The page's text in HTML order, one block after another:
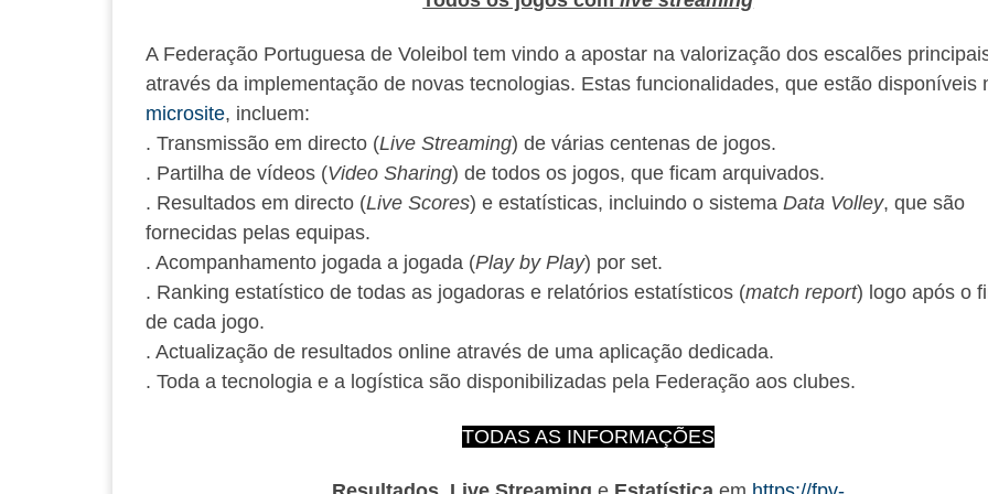
A Federação Portuguesa de Voleibol tem vindo a apostar na valorização dos escalões
através da implementação de novas tecnologias. Estas funcionalidades, que estão disponíveis
microsite, incluem:
. Transmissão em directo (Live Streaming) de várias centenas de jogos.
. Partilha de vídeos (Video Sharing) de todos os jogos, que ficam arquivados.
. Resultados em directo (Live Scores) e estatísticas, incluindo o sistema Data Volley, que são
fornecidas pelas equipas.
. Acompanhamento jogada a jogada (Play by Play) por set.
. Ranking estatístico de todas as jogadoras e relatórios estatísticos (match report) logo após o
de cada jogo.
. Actualização de resultados online através de uma aplicação dedicada.
. Toda a tecnologia e a logística são disponibilizadas pela Federação aos clubes.
TODAS AS INFORMAÇÕES